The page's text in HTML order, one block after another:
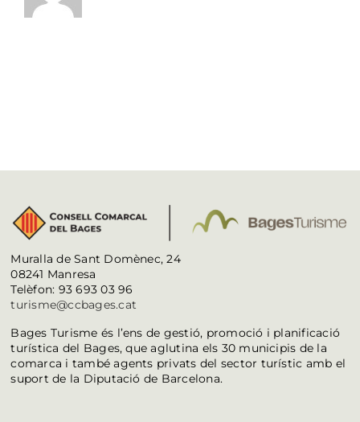
Muralla de Sant Domènec, 24
08241 Manresa
Telèfon: 93 693 03 96
turisme@ccbages.cat
Bages Turisme és l’ens de gestió, promoció i planificació
turística del Bages, que aglutina els 30 municipis de la
comarca i també agents privats del sector turístic amb el
suport de la Diputació de Barcelona.